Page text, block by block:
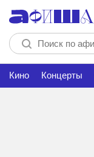
Кино Концерты